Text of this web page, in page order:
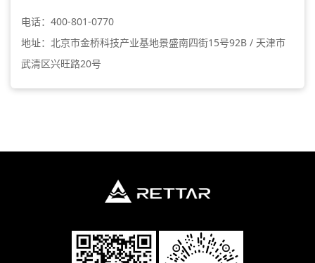
电话：400-801-0770
地址：北京市金桥科技产业基地景盛南四街15号92B / 天津市
武清区兴旺路20号